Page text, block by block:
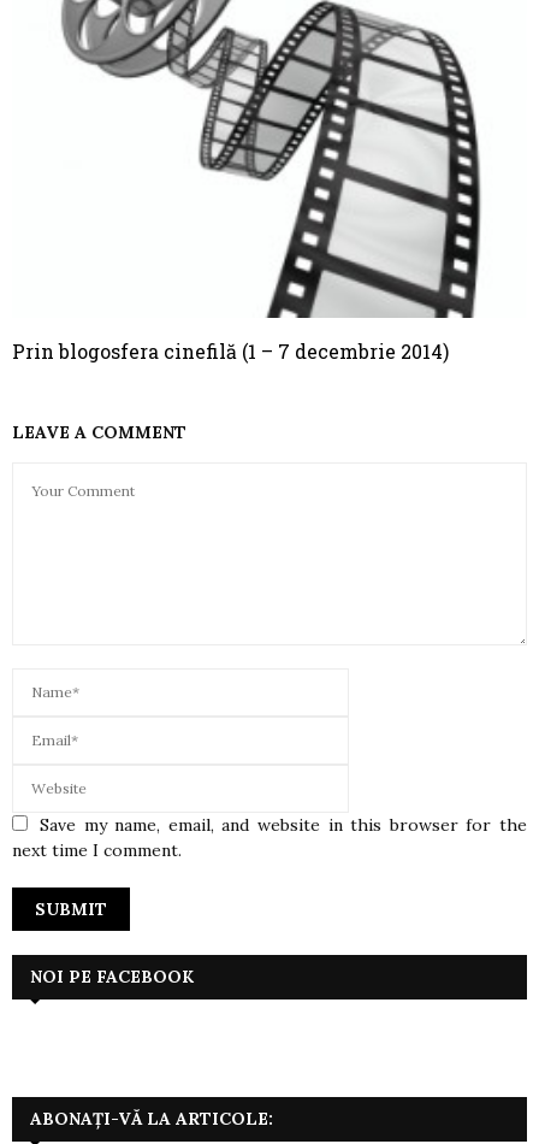
Prin blogosfera cinefilă (1 – 7 decembrie 2014)
LEAVE A COMMENT
Save my name, email, and website in this browser for the
next time I comment.
NOI PE FACEBOOK
ABONAȚI-VĂ LA ARTICOLE: